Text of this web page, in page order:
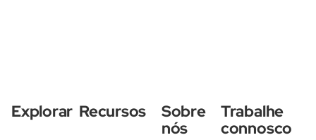
Explorar Recursos
Sobre
nós
Trabalhe
connosco